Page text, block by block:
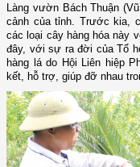
Làng vườn Bách Thuận
cảnh của tỉnh. Trước kia,
các loại cây hàng hóa này
đây, với sự ra đời của Tổ
hàng lá do Hội Liên hiệp
kết, hỗ trợ, giúp đỡ nhau